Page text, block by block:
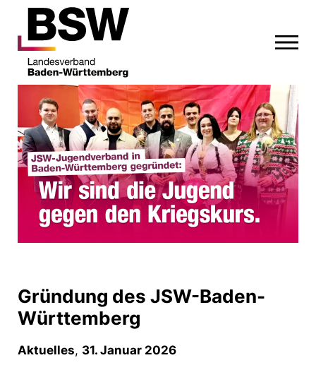
Gründung des JSW-Baden-
Württemberg
Aktuelles, 31. Januar 2026